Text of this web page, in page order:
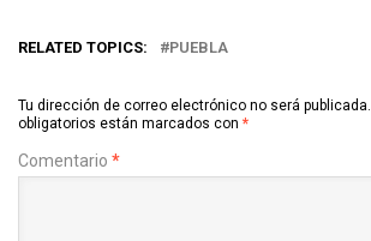
RELATED TOPICS: PUEBLA
Tu dirección de correo electrónico no será publicada.
obligatorios están marcados con *
Comentario *